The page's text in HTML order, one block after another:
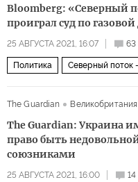
Bloomberg: «Северный
проиграл суд по
25 АВГУСТА 2021, 16:07 63
Политика Северный поток
The Guardian
Великобритания
The Guardian: Украина
право быть
союзниками
25 АВГУСТА 2021, 16:00 14